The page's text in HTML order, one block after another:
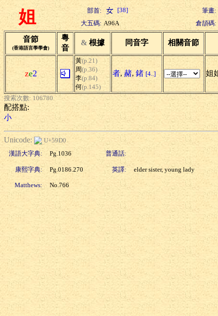
姐 部首: [38]
筆畫:
大五碼: A96A 倉頡碼:
音節
(香港語言學學會)
粵
音
& 根據 同音字 相關音節
ze2
黃(p.21)
周(p.36)
李(p.84)
何(p.145)
者, 赭, 鍺 [4..] 姐
搜索次數: 106780
配搭點:
小
Unicode:
U+59D0
漢語大字典:
Pg.1036 普通話:
康熙字典: Pg.0186.270 英譯: elder sister, young lady
Matthews: No.766